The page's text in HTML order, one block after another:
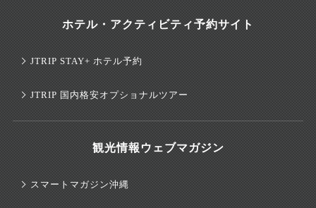
ホテル・アクティビティ予約サイト
JTRIP STAY+ ホテル予約
JTRIP 国内格安オプショナルツアー
観光情報ウェブマガジン
スマートマガジン沖縄